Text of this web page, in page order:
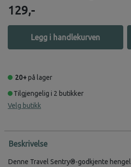
129,-
Legg i handlekurven
20+på lager
Tilgjengelig i 2 butikker
Velg butikk
Beskrivelse
Denne Travel Sentry®-godkjente